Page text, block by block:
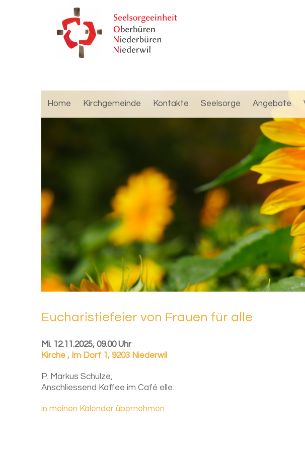
Home Kirchgemeinde Kontakte Seelsorge Angebote
Eu­cha­ris­tie­fei­er von Frau­en für alle
Mi. 12.11.2025, 09.00 Uhr
Kirche , Im Dorf 1, 9203 Niederwil
P. Markus Schulze;
Anschliessend Kaffee im Café elle.
in meinen Kalender übernehmen